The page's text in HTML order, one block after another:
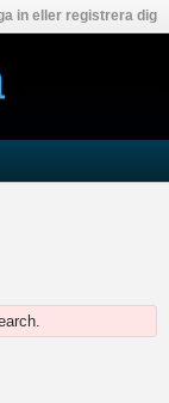
in eller registrera dig